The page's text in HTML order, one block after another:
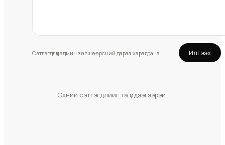
Сэтгэгдлүүд админ зөвшөөрсний дараа харагдана. Илгээх
Эхний сэтгэгдлийг та үлдээгээрэй.